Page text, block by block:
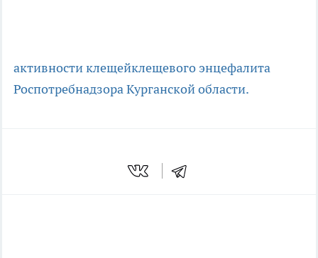
активности клещейклещевого энцефалита
Роспотребнадзора Курганской области.